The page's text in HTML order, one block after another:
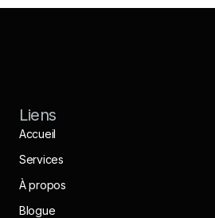
Liens
Accueil
Services
À propos
Blogue